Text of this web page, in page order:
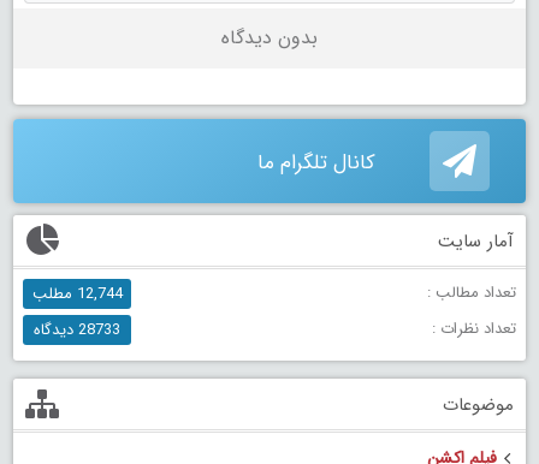
بدون دیدگاه
کانال تلگرام ما
آمار سایت
تعداد مطالب :
12,744 مطلب
تعداد نظرات :
28733 دیدگاه
موضوعات
فیلم اکشن